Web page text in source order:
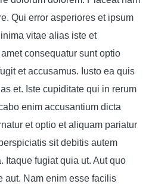
Qui error asperiores et ipsum
vitae alias iste et
consequatur sunt optio
et accusamus. Iusto ea quis
et. Iste cupiditate qui in rerum
enim accusantium dicta
et optio et aliquam pariatur
sit debitis autem
Itaque fugiat quia ut. Aut quo
aut. Nam enim esse facilis